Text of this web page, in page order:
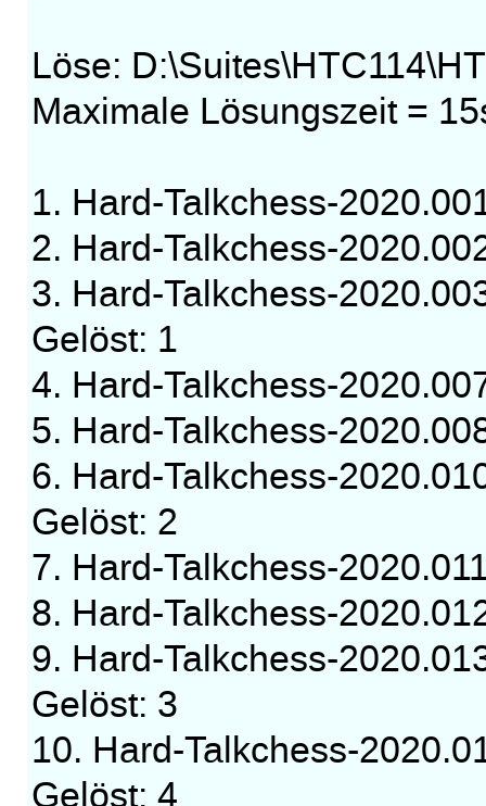
Löse:
Maximale Lösungszeit =
1. Hard-Talkchess-
2. Hard-Talkchess-
3. Hard-Talkchess-
Gelöst: 1
4. Hard-Talkchess-
5. Hard-Talkchess-
6. Hard-Talkchess-
Gelöst: 2
7. Hard-Talkchess-
8. Hard-Talkchess-
9. Hard-Talkchess-
Gelöst: 3
10. Hard-Talkchess-
Gelöst: 4